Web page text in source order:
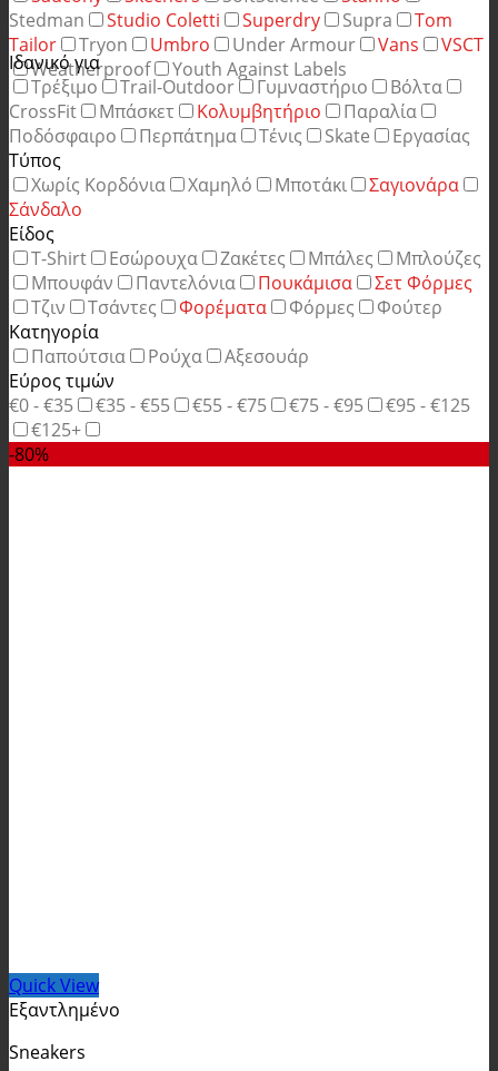
Stedman
Studio Coletti Superdry Supra
Tom
Tailor
Tryon Umbro Under Armour Vans
VSCT
Weatherproof
Youth Against Labels
Ιδανικό για
Τρέξιμο
Trail-Outdoor Γυμναστήριο
Βόλτα
CrossFit
Μπάσκετ Κολυμβητήριο
Παραλία
Ποδόσφαιρο
Περπάτημα Τένις Skate
Εργασίας
Τύπος
Χωρίς Κορδόνια
Χαμηλό Μποτάκι
Σαγιονάρα
Σάνδαλο
Είδος
T-Shirt
Εσώρουχα Ζακέτες Μπάλες
Μπλούζες
Μπουφάν
Παντελόνια Πουκάμισα
Σετ Φόρμες
Τζιν
Τσάντες Φορέματα Φόρμες
Φούτερ
Κατηγορία
Παπούτσια
Ρούχα
Αξεσουάρ
Εύρος τιμών
€0 - €35
€35 - €55 €55 - €75 €75 - €95
€95 - €125
€125+
-80%
Quick View
Εξαντλημένο
Sneakers